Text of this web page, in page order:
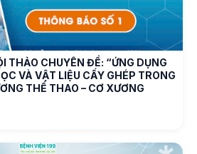
THẢO CHUYÊN ĐỀ: “ỨNG DỤNG
VÀ VẬT LIỆU CẤY GHÉP TRONG
THỂ THAO – CƠ XƯƠNG